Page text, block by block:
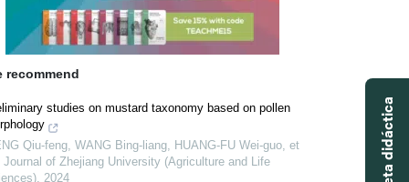
recommend
studies on mustard taxonomy based on pollen
Qiu-feng, WANG Bing-liang, HUANG-FU Wei-guo, et
Journal of Zhejiang University (Agriculture and Life
, 2024